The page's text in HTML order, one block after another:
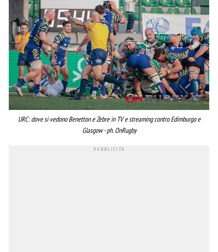
URC: dove si vedono Benetton e Zebre in TV e streaming contro Edimburgo e
Glasgow - ph. OnRugby